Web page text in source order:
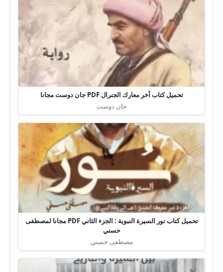
تحميل كتاب آخر معارك الجنرال PDF جان دوست مجانا
جان دوست
تحميل كتاب نور السيرة النبوية : الجزء الثاني PDF مجانا لمصطفى
حسني
مصطفى حسني